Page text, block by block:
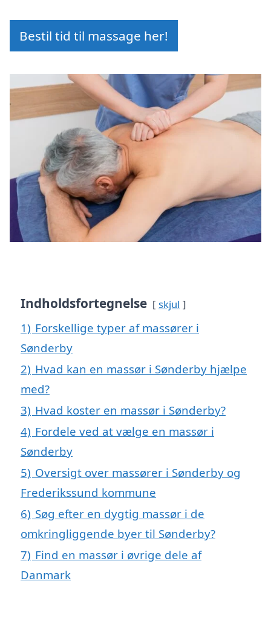
Bestil tid til massage her!
Indholdsfortegnelse skjul
1) Forskellige typer af massører i
Sønderby
2) Hvad kan en massør i Sønderby hjælpe
med?
3) Hvad koster en massør i Sønderby?
4) Fordele ved at vælge en massør i
Sønderby
5) Oversigt over massører i Sønderby og
Frederikssund kommune
6) Søg efter en dygtig massør i de
omkringliggende byer til Sønderby?
7) Find en massør i øvrige dele af
Danmark